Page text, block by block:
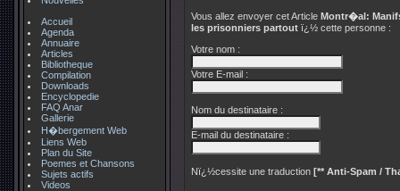
Accueil
Agenda
Annuaire
Articles
Bibliotheque
Compilation
Downloads
Encyclopedie
FAQ Anar
Gallerie
H�bergement Web
Liens Web
Plan du Site
Poemes et Chansons
Sujets actifs
Videos
Vous allez envoyer cet Article Montr�al:
les prisonniers partout ï¿½ cette personne :
Votre nom :
Votre E-mail :
Nom du destinataire :
E-mail du destinataire :
Nï¿½cessite une traduction [** Anti-Spam /